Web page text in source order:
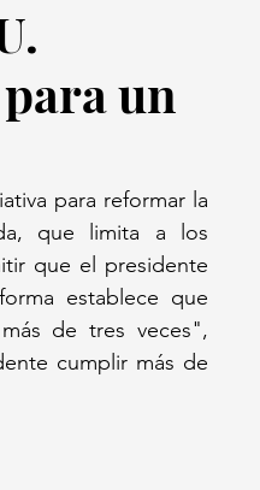
un
para reformar la
que limita a los
que el presidente
establece que
de tres veces",
cumplir más de